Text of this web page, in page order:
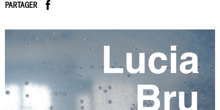
PARTAGER